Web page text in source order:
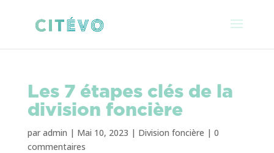
Les 7 étapes clés de la
division foncière
par admin | Mai 10, 2023 | Division foncière | 0
commentaires